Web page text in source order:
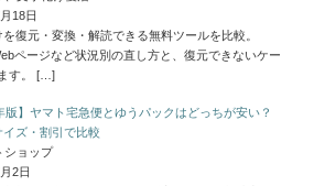
18日
復元・変換・解読できる無料ツールを比較。
ページなど状況別の直し方と、復元できないケー
す。
[…]
版】ヤマト宅急便とゆうパックはどっちが安い？
イズ・割引で比較
ショップ
2日